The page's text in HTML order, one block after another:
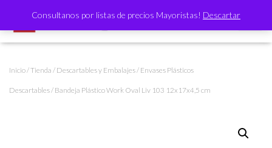
Consultanos por listas de precios Mayoristas! Descartar
Inicio/Tienda / Descartables y Embalajes/ Envases Plásticos
Descartables/ Bandeja Plástico Work Oval Liv 103 12x17x4,5 cm